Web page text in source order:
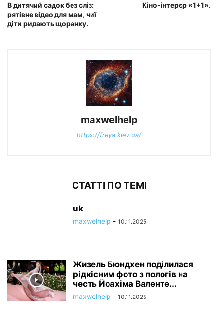
В дитячий садок без сліз:
рятівне відео для мам, чиї
діти ридають щоранку.
Кіно-інтерєр «1+1».
maxwelhelp
https://freya.kiev.ua/
СТАТТІ ПО ТЕМІ
uk
maxwelhelp - 10.11.2025
Жизель Бюндхен поділилася
рідкісним фото з пологів на
честь Йоахіма Валенте...
maxwelhelp - 10.11.2025